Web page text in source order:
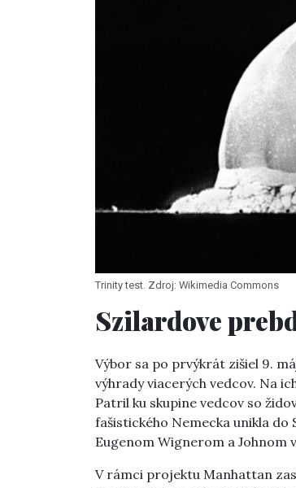
Trinity test. Zdroj: Wikimedia Commons
Szilardove
Výbor sa po prvýkrát zišiel 9.
výhrady viacerých vedcov. Na
Patril ku skupine vedcov so
fašistického Nemecka unikla
Eugenom Wignerom a Johnom
V rámci projektu Manhattan